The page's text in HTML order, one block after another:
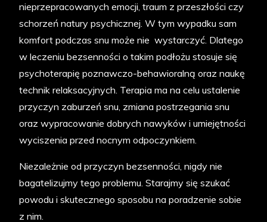
nieprzepracowanych emocji, traum z przeszłości czy
schorzeń natury psychicznej. W tym wypadku sam
komfort podczas snu może nie wystarczyć. Dlatego
w leczeniu bezsenności o takim podłożu stosuje się
psychoterapię poznawczo-behawioralną oraz naukę
technik relaksacyjnych. Terapia ma na celu ustalenie
przyczyn zaburzeń snu, zmiana postrzegania snu
oraz wypracowanie dobrych nawyków i umiejętności
wyciszenia przed nocnym odpoczynkiem.
Niezależnie od przyczyn bezsenności, nigdy nie
bagatelizujmy tego problemu. Starajmy się szukać
powodu i skutecznego sposobu na poradzenie sobie
z nim.